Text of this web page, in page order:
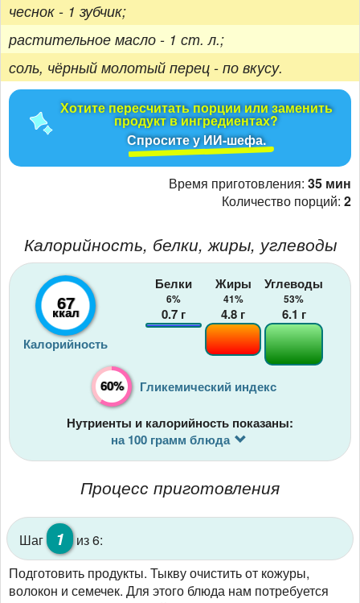
чеснок - 1 зубчик;
растительное масло - 1 ст. л.;
соль, чёрный молотый перец - по вкусу.
Хотите пересчитать порции или заменить
продукт в ингредиентах?
Спросите у ИИ-шефа.
Время приготовления: 35 мин
Количество порций: 2
Калорийность, белки, жиры, углеводы
67
ккал
Калорийность
Белки
6%
0.7 г
Жиры
41%
4.8 г
Углеводы
53%
6.1 г
60% Гликемический индекс
Нутриенты и калорийность показаны:
на 100 грамм блюда
Процесс приготовления
Шаг 1 из 6:
Подготовить продукты. Тыкву очистить от кожуры,
волокон и семечек. Для этого блюда нам потребуется